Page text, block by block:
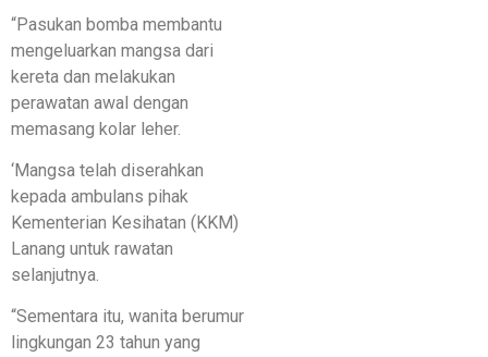
“Pasukan bomba membantu
mengeluarkan mangsa dari
kereta dan melakukan
perawatan awal dengan
memasang kolar leher.
‘Mangsa telah diserahkan
kepada ambulans pihak
Kementerian Kesihatan (KKM)
Lanang untuk rawatan
selanjutnya.
“Sementara itu, wanita berumur
lingkungan 23 tahun yang